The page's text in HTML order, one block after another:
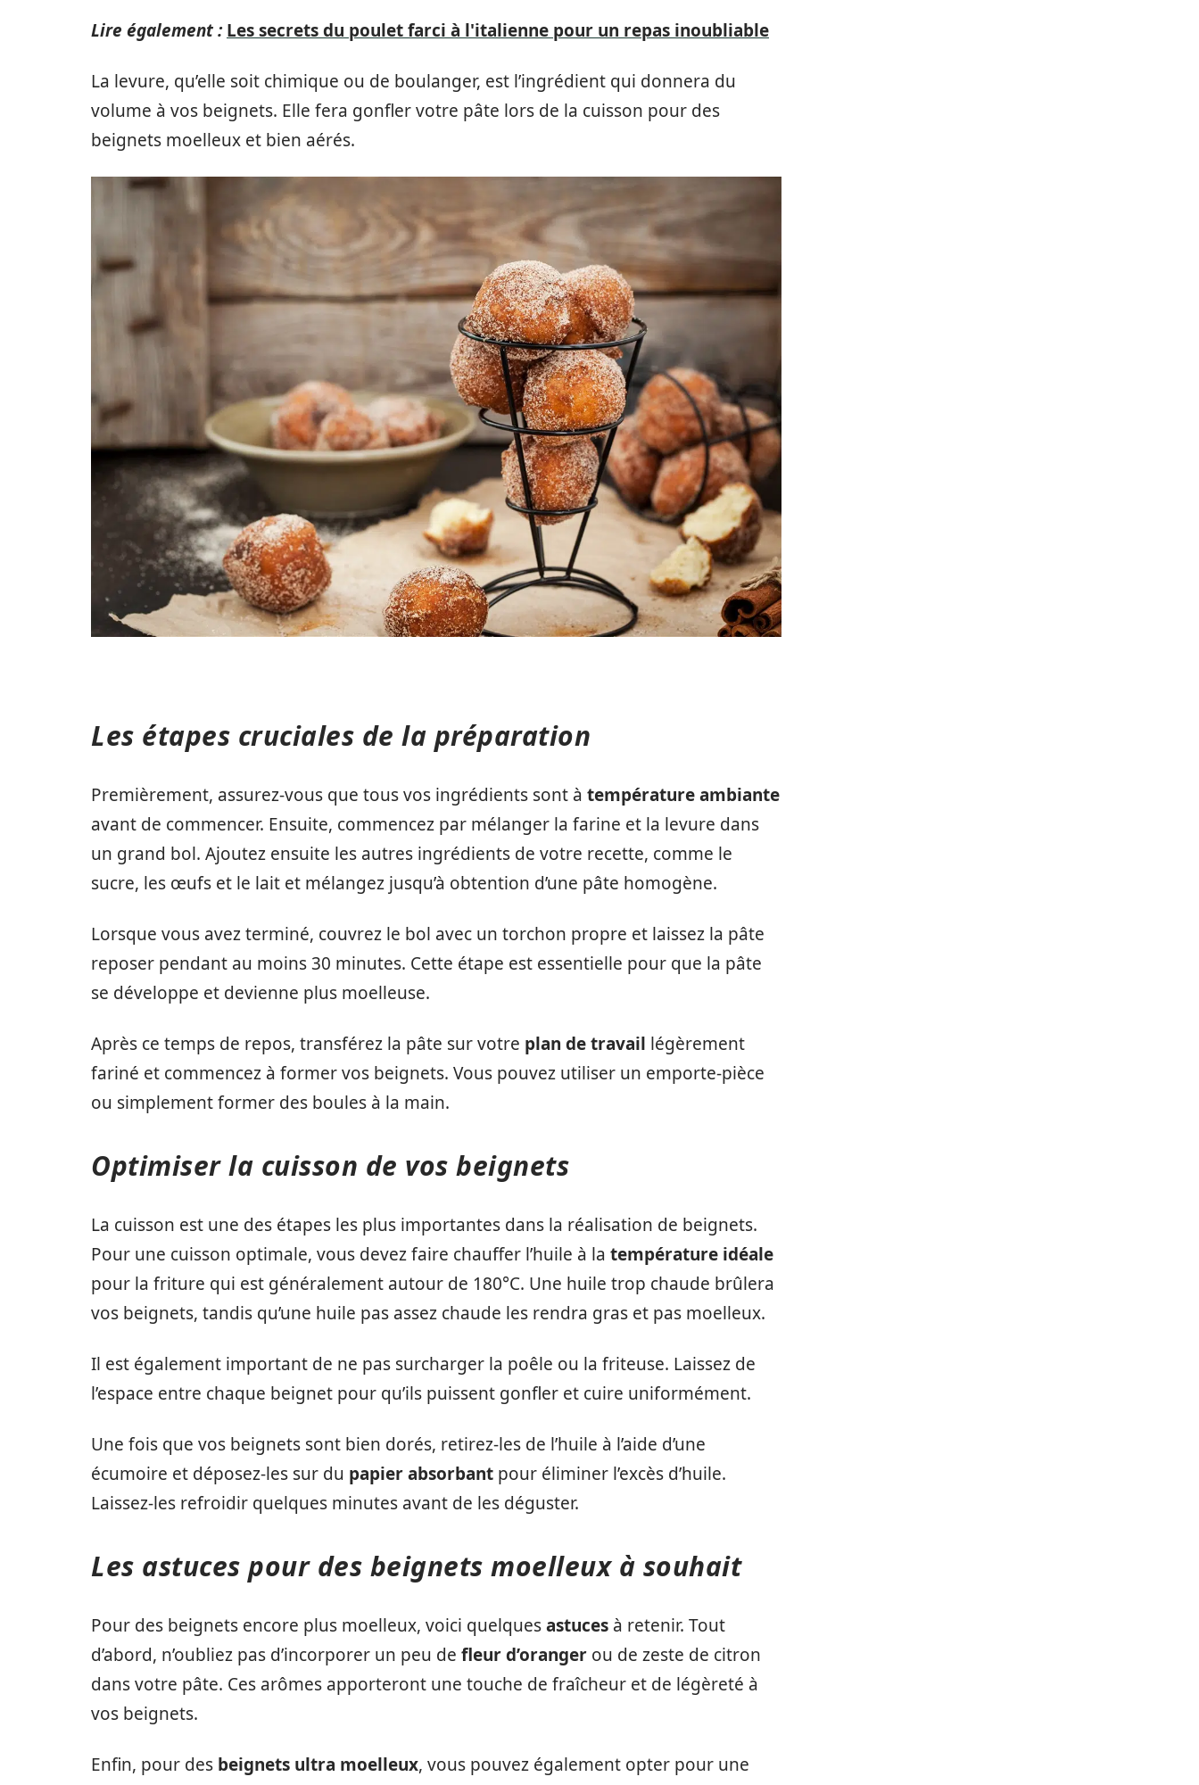
Lire également : Les secrets du poulet farci à l'italienne pour un repas inoubliable
La levure, qu’elle soit chimique ou de boulanger, est l’ingrédient qui donnera du
volume à vos beignets. Elle fera gonfler votre pâte lors de la cuisson pour des
beignets moelleux et bien aérés.
Les étapes cruciales de la préparation
Premièrement, assurez-vous que tous vos ingrédients sont à température ambiante
avant de commencer. Ensuite, commencez par mélanger la farine et la levure dans
un grand bol. Ajoutez ensuite les autres ingrédients de votre recette, comme le
sucre, les œufs et le lait et mélangez jusqu’à obtention d’une pâte homogène.
Lorsque vous avez terminé, couvrez le bol avec un torchon propre et laissez la pâte
reposer pendant au moins 30 minutes. Cette étape est essentielle pour que la pâte
se développe et devienne plus moelleuse.
Après ce temps de repos, transférez la pâte sur votre plan de travail légèrement
fariné et commencez à former vos beignets. Vous pouvez utiliser un emporte-pièce
ou simplement former des boules à la main.
Optimiser la cuisson de vos beignets
La cuisson est une des étapes les plus importantes dans la réalisation de beignets.
Pour une cuisson optimale, vous devez faire chauffer l’huile à la température idéale
pour la friture qui est généralement autour de 180°C. Une huile trop chaude brûlera
vos beignets, tandis qu’une huile pas assez chaude les rendra gras et pas moelleux.
Il est également important de ne pas surcharger la poêle ou la friteuse. Laissez de
l’espace entre chaque beignet pour qu’ils puissent gonfler et cuire uniformément.
Une fois que vos beignets sont bien dorés, retirez-les de l’huile à l’aide d’une
écumoire et déposez-les sur du papier absorbant pour éliminer l’excès d’huile.
Laissez-les refroidir quelques minutes avant de les déguster.
Les astuces pour des beignets moelleux à souhait
Pour des beignets encore plus moelleux, voici quelquesastuces à retenir. Tout
d’abord, n’oubliez pas d’incorporer un peu de fleur d’oranger ou de zeste de citron
dans votre pâte. Ces arômes apporteront une touche de fraîcheur et de légèreté à
vos beignets.
Enfin, pour des beignets ultra moelleux, vous pouvez également opter pour une